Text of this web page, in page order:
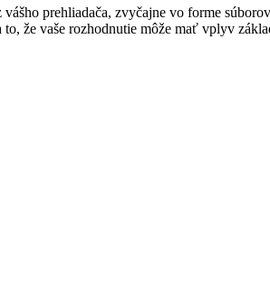
prehliadača, zvyčajne vo forme
že vaše rozhodnutie môže mať vplyv